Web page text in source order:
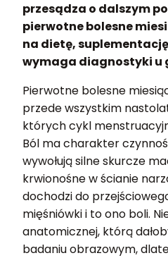
przesądza o dalszym
pierwotne bolesne
na dietę,
wymaga diagnostyki u
Pierwotne bolesne
przede wszystkim
których cykl
Ból ma charakter
wywołują silne skurcze
krwionośne w ścianie
dochodzi do
mięśniówki i to ono boli.
anatomicznej, którą
badaniu obrazowym,